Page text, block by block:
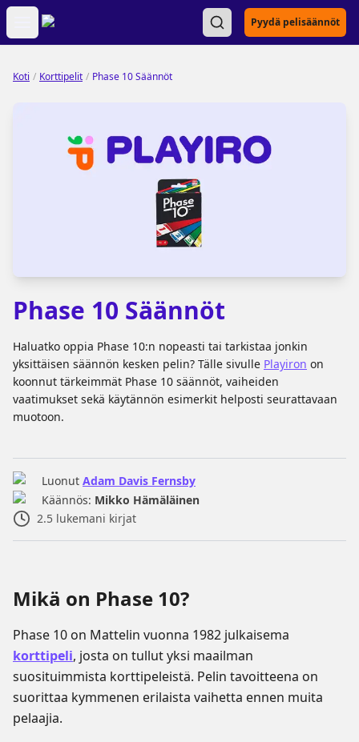
Open main menu Pyydä pelisäännöt
Koti / Korttipelit / Phase 10 Säännöt
Phase 10 Säännöt
Haluatko oppia Phase 10:n nopeasti tai tarkistaa jonkin
yksittäisen säännön kesken pelin? Tälle sivulle Playiron on
koonnut tärkeimmät Phase 10 säännöt, vaiheiden
vaatimukset sekä käytännön esimerkit helposti seurattavaan
muotoon.
Luonut Adam Davis Fernsby
Käännös: Mikko Hämäläinen
2.5 lukemani kirjat
Mikä on Phase 10?
Phase 10 on Mattelin vuonna 1982 julkaisema
korttipeli, josta on tullut yksi maailman
suosituimmista korttipeleistä. Pelin tavoitteena on
suorittaa kymmenen erilaista vaihetta ennen muita
pelaajia.